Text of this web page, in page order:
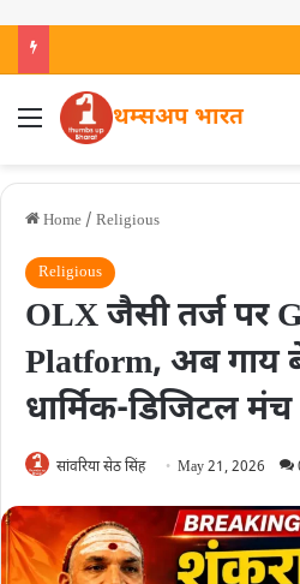
थम्सअप भारत
Home / Religious
Religious
OLX जैसी तर्ज पर
Platform, अब गाय
धार्मिक-डिजिटल मंच
सांवरिया सेठ सिंह May 21, 2026